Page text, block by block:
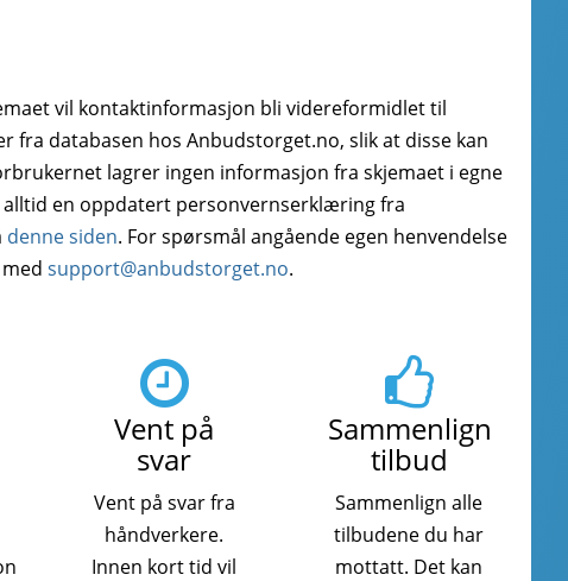
vil kontaktinformasjon bli videreformidlet til
fra databasen hos Anbudstorget.no, slik at disse kan
lagrer ingen informasjon fra skjemaet i egne
en oppdatert personvernserklæring fra
denne siden. For spørsmål angående egen henvendelse
support@anbudstorget.no.
Vent på
svar
Vent på svar fra
håndverkere.
Innen kort tid vil
Sammenlign
tilbud
Sammenlign alle
tilbudene du har
mottatt. Det kan